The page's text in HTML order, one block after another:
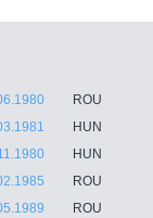
ROU
HUN
HUN
ROU
ROU